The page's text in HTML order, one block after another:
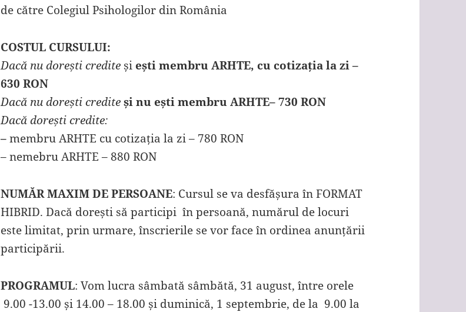
de către Colegiul Psihologilor din România
COSTUL CURSULUI:
Dacă nu dorești credite și ești membru ARHTE, cu cotizația la zi –
630 RON
Dacă nu dorești credite și nu ești membru ARHTE– 730 RON
Dacă dorești credite:
–membru ARHTE cu cotizația la zi – 780 RON
– nemebru ARHTE – 880 RON
NUMĂR MAXIM DE PERSOANE: Cursul se va desfășura în FORMAT
HIBRID. Dacă dorești să participi în persoană, numărul de locuri
este limitat, prin urmare, înscrierile se vor face în ordinea anunțării
participării.
PROGRAMUL: Vom lucra sâmbată sâmbătă, 31 august, între orele
9.00 -13.00 și 14.00 – 18.00 și duminică, 1 septembrie, de la 9.00 la